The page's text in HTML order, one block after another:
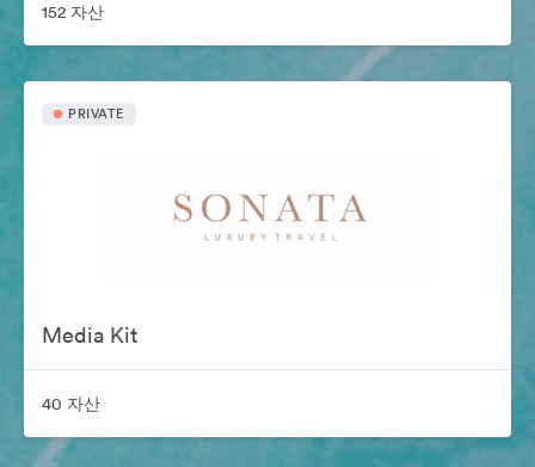
152 자산
PRIVATE
Media Kit
40 자산